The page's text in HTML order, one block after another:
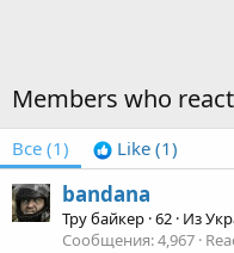
Members who
Все (1) Like (1)
bandana
Тру байкер ·62 · Из
Сообщения 4,967